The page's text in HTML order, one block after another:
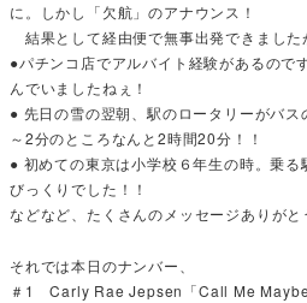
に。しかし「欠航」のアナウンス！
結果として経由便で無事出発できまし
●パチンコ店でアルバイト経験があるので
んでいましたねぇ！
● 先日の雪の翌朝、駅のロータリーがバ
～2分のところなんと2時間20分！！
● 初めての東京は小学校６年生の時。乗
びっくりでした！！
などなど、たくさんのメッセージありが
それでは本日のナンバー、
＃1 Carly Rae Jepsen「Call Me Maybe